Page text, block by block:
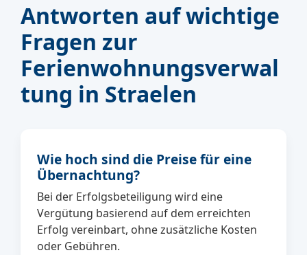
Antworten auf wichtige
Fragen zur
Ferienwohnungsverwal
tung in Straelen
Wie hoch sind die Preise für eine
Übernachtung?
Bei der Erfolgsbeteiligung wird eine
Vergütung basierend auf dem erreichten
Erfolg vereinbart, ohne zusätzliche Kosten
oder Gebühren.